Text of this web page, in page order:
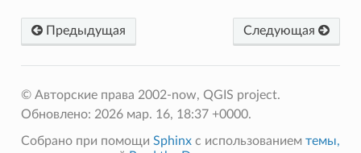
Предыдущая Следующая
© Авторские права 2002-now, QGIS project.
Обновлено: 2026 мар. 16, 18:37 +0000.
Собрано при помощи Sphinxс использованием темы,